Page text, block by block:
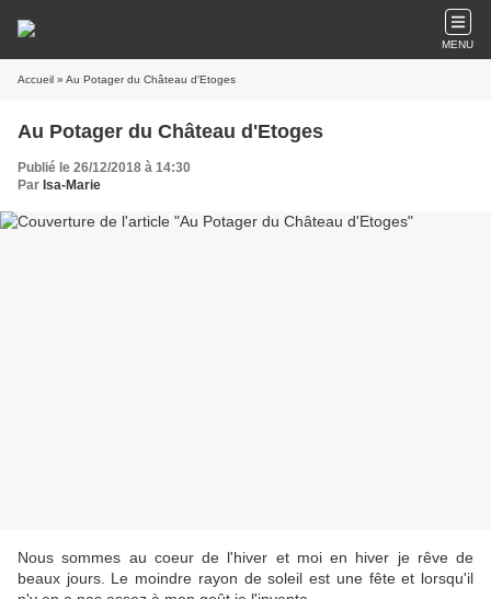
MENU
Accueil » Au Potager du Château d'Etoges
Au Potager du Château d'Etoges
Publié le 26/12/2018 à 14:30
Par Isa-Marie
Nous sommes au coeur de l'hiver et moi en hiver je rêve de
beaux jours. Le moindre rayon de soleil est une fête et lorsqu'il